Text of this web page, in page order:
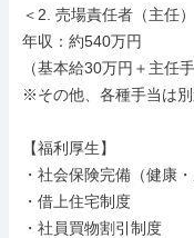
＜2. 売場責任者（主任
年収：約540万円
（基本給30万円＋主任
※その他、各種手当は
【福利厚生】
・社会保険完備（健康
・借上住宅制度
・社員買物割引制度